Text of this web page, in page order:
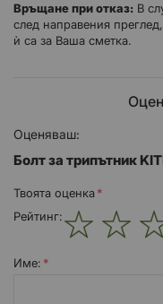
Връщане при отказ: В
след направения
ѝ са за Ваша сметка.
Оценяваш:
Болт за трипътник
Твоята оценка
Рейтинг:
Име: